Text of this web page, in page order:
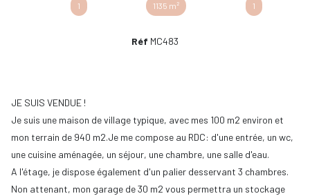
1 1135 m² 1
Réf MC483
JE SUIS VENDUE !
Je suis une maison de village typique, avec mes 100 m2 environ et
mon terrain de 940 m2.Je me compose au RDC: d'une entrée, un wc,
une cuisine aménagée, un séjour, une chambre, une salle d'eau.
A l'étage, je dispose également d'un palier desservant 3 chambres.
Non attenant, mon garage de 30 m2 vous permettra un stockage